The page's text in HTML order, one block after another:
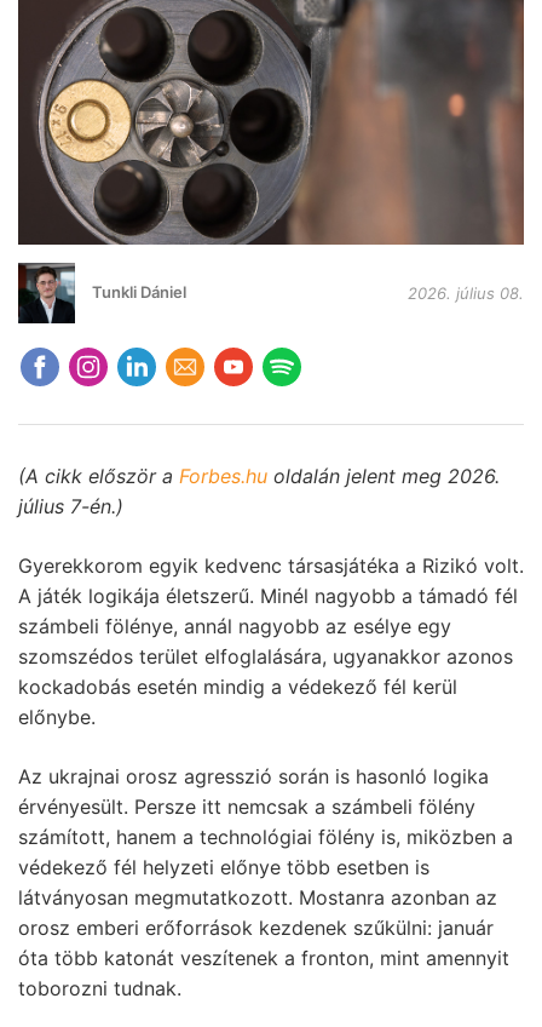
Tunkli Dániel 2026. július 08.
(A cikk először a Forbes.hu oldalán jelent meg 2026.
július 7-én.)
Gyerekkorom egyik kedvenc társasjátéka a Rizikó volt.
A játék logikája életszerű. Minél nagyobb a támadó fél
számbeli fölénye, annál nagyobb az esélye egy
szomszédos terület elfoglalására, ugyanakkor azonos
kockadobás esetén mindig a védekező fél kerül
előnybe.
Az ukrajnai orosz agresszió során is hasonló logika
érvényesült. Persze itt nemcsak a számbeli fölény
számított, hanem a technológiai fölény is, miközben a
védekező fél helyzeti előnye több esetben is
látványosan megmutatkozott. Mostanra azonban az
orosz emberi erőforrások kezdenek szűkülni: január
óta több katonát veszítenek a fronton, mint amennyit
toborozni tudnak.